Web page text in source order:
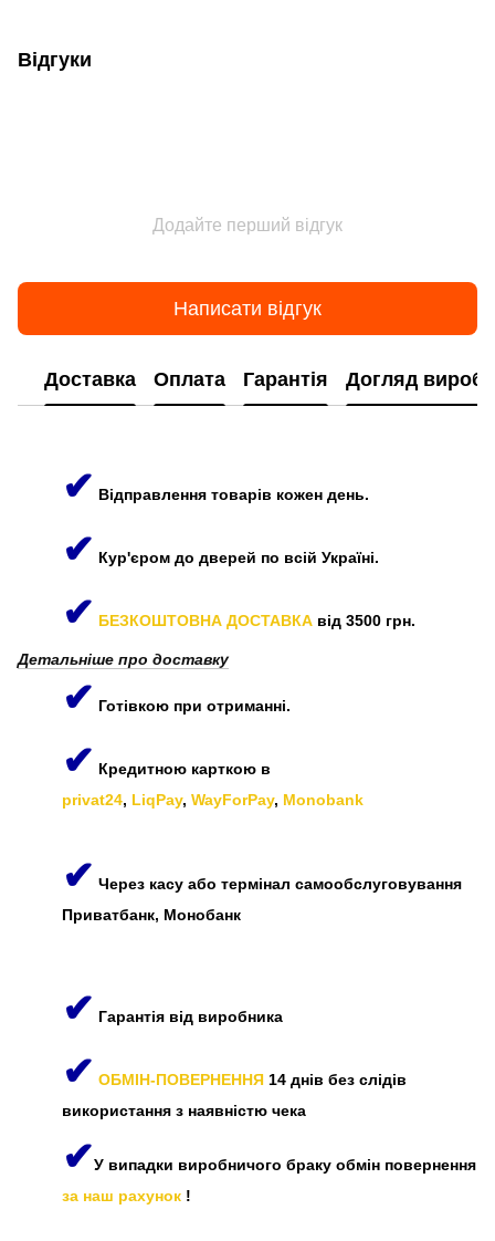
Відгуки
Додайте перший відгук
Написати відгук
Доставка Оплата Гарантія Догляд
✔ Відправлення товарів кожен день.
✔ Кур'єром до дверей по всій Україні.
✔ БЕЗКОШТОВНА ДОСТАВКА від 3500 грн.
Детальніше про доставку
✔ Готівкою при отриманні.
✔ Кредитною карткою в
privat24, LiqPay, WayForPay, Monobank
✔ Через касу або термінал самообслуговування
Приватбанк, Монобанк
✔ Гарантія від виробника
✔ ОБМІН-ПОВЕРНЕННЯ 14 днів без слідів
використання з наявністю чека
✔У випадки виробничого браку обмін повернення
за наш рахунок !